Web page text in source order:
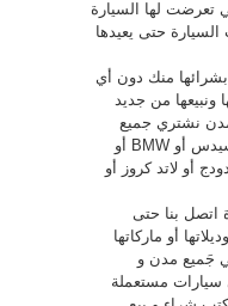
تعرضت لها السيارة
حتى يعيدها
منك دون أي
من جديد
نشتري جميع
أنواع السيارات مثل (تويوتا أو مرسيدس أو BMW أو
أو لاتد كروز أو
اتصل بنا حتى
أو ماركاتها
جَميع مدن و
مستعملة